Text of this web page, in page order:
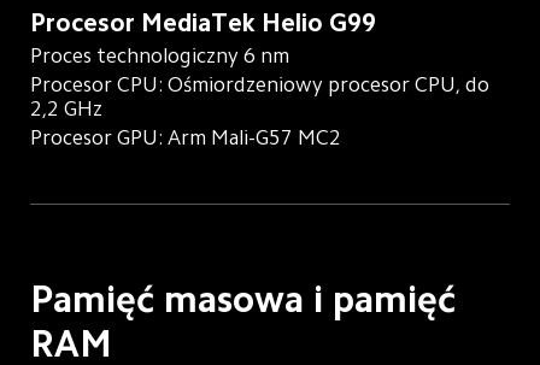
Procesor MediaTek Helio G99
Proces technologiczny 6 nm
Procesor CPU: Ośmiordzeniowy procesor CPU, do
2,2 GHz
Procesor GPU: Arm Mali-G57 MC2
Pamięć masowa i pamięć
RAM